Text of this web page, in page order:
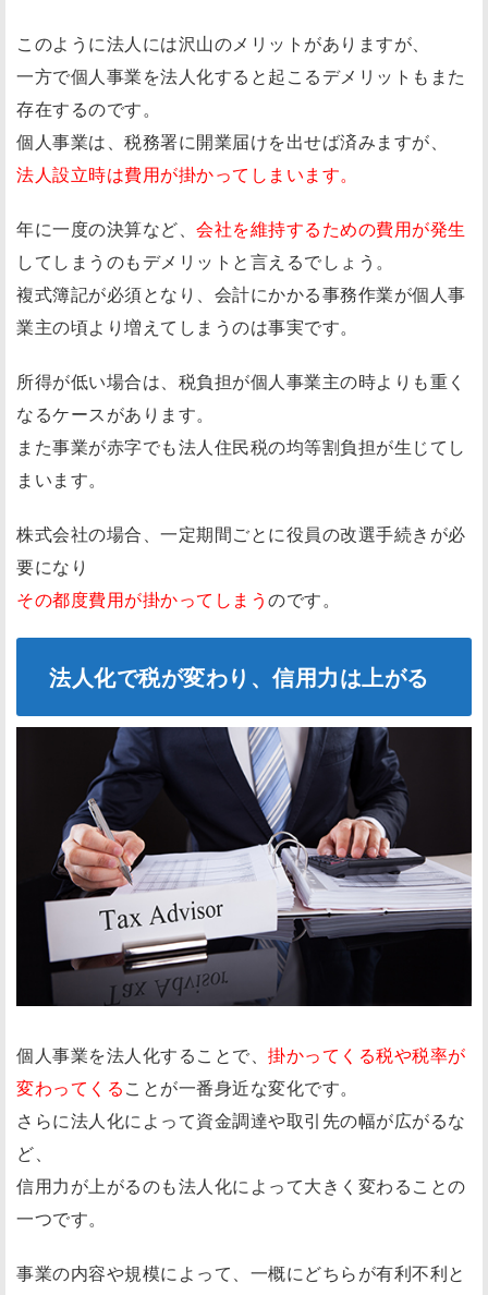
このように法人には沢山のメリットがありますが、
一方で個人事業を法人化すると起こるデメリットもまた
存在するのです。
個人事業は、税務署に開業届けを出せば済みますが、
法人設立時は費用が掛かってしまいます。
年に一度の決算など、 会社を維持するための費用が発生
してしまうのもデメリットと言えるでしょう。
複式簿記が必須となり、会計にかかる事務作業が個人事
業主の頃より増えてしまうのは事実です。
所得が低い場合は、税負担が個人事業主の時よりも重く
なるケースがあります。
また事業が赤字でも法人住民税の均等割負担が生じてし
まいます。
株式会社の場合、一定期間ごとに役員の改選手続きが必
要になり
その都度費用が掛かってしまうのです。
法人化で税が変わり、信用力は上がる
個人事業を法人化することで、 掛かってくる税や税率が
変わってくることが一番身近な変化です。
さらに法人化によって資金調達や取引先の幅が広がるな
ど、
信用力が上がるのも法人化によって大きく変わることの
一つです。
事業の内容や規模によって、一概にどちらが有利不利と